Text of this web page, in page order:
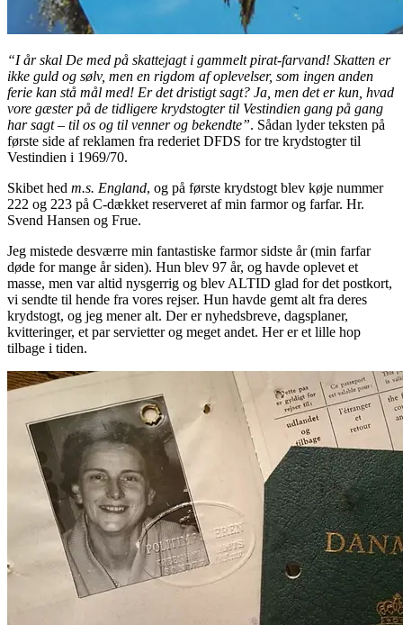
“I år skal De med på skattejagt i gammelt pirat-farvand! Skatten er
ikke guld og sølv, men en rigdom af oplevelser, som ingen anden
ferie kan stå mål med! Er det dristigt sagt? Ja, men det er kun, hvad
vore gæster på de tidligere krydstogter til Vestindien gang på gang
har sagt – til os og til venner og bekendte”. Sådan lyder teksten på
første side af reklamen fra rederiet DFDS for tre krydstogter til
Vestindien i 1969/70.
Skibet hed m.s. England, og på første krydstogt blev køje nummer
222 og 223 på C-dækket reserveret af min farmor og farfar. Hr.
Svend Hansen og Frue.
Jeg mistede desværre min fantastiske farmor sidste år (min farfar
døde for mange år siden). Hun blev 97 år, og havde oplevet et
masse, men var altid nysgerrig og blev ALTID glad for det postkort,
vi sendte til hende fra vores rejser. Hun havde gemt alt fra deres
krydstogt, og jeg mener alt. Der er nyhedsbreve, dagsplaner,
kvitteringer, et par servietter og meget andet. Her er et lille hop
tilbage i tiden.